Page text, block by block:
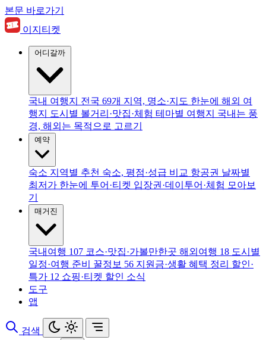
본문 바로가기
이지티켓
국내 여행지 전국 69개 지역, 명소·지도 한눈에 해외 여
행지
도시별 볼거리·맛집·체험 테마별 여행지
국내는 풍
경, 해외는 목적으로 고르기
숙소 지역별 추천 숙소, 평점·성급 비교 항공권 날짜별
최저가 한눈에 투어·티켓 입장권·데이투어·체험 모아보
기
국내여행 107 코스·맛집·가볼만한곳 해외여행 18 도시별
일정·여행 준비
꿀정보 56 지원금·생활 혜택 정리 할인·
특가 12 쇼핑·티켓 할인 소식
도구
앱
검색